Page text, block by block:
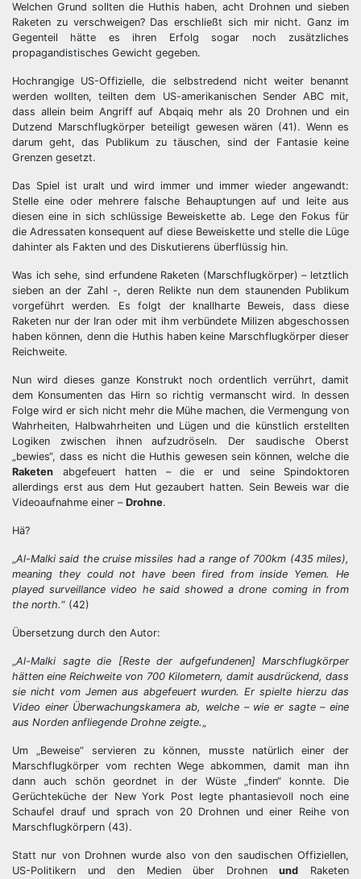
Welchen Grund sollten die Huthis haben, acht Drohnen und sieben
Raketen zu verschweigen? Das erschließt sich mir nicht. Ganz im
Gegenteil hätte es ihren Erfolg sogar noch zusätzliches
propagandistisches Gewicht gegeben.
Hochrangige US-Offizielle, die selbstredend nicht weiter benannt
werden wollten, teilten dem US-amerikanischen Sender ABC mit,
dass allein beim Angriff auf Abqaiq mehr als 20 Drohnen und ein
Dutzend Marschflugkörper beteiligt gewesen wären (41). Wenn es
darum geht, das Publikum zu täuschen, sind der Fantasie keine
Grenzen gesetzt.
Das Spiel ist uralt und wird immer und immer wieder angewandt:
Stelle eine oder mehrere falsche Behauptungen auf und leite aus
diesen eine in sich schlüssige Beweiskette ab. Lege den Fokus für
die Adressaten konsequent auf diese Beweiskette und stelle die Lüge
dahinter als Fakten und des Diskutierens überflüssig hin.
Was ich sehe, sind erfundene Raketen (Marschflugkörper) – letztlich
sieben an der Zahl -, deren Relikte nun dem staunenden Publikum
vorgeführt werden. Es folgt der knallharte Beweis, dass diese
Raketen nur der Iran oder mit ihm verbündete Milizen abgeschossen
haben können, denn die Huthis haben keine Marschflugkörper dieser
Reichweite.
Nun wird dieses ganze Konstrukt noch ordentlich verrührt, damit
dem Konsumenten das Hirn so richtig vermanscht wird. In dessen
Folge wird er sich nicht mehr die Mühe machen, die Vermengung von
Wahrheiten, Halbwahrheiten und Lügen und die künstlich erstellten
Logiken zwischen ihnen aufzudröseln. Der saudische Oberst
„bewies“, dass es nicht die Huthis gewesen sein können, welche die
Raketen abgefeuert hatten – die er und seine Spindoktoren
allerdings erst aus dem Hut gezaubert hatten. Sein Beweis war die
Videoaufnahme einer – Drohne.
Hä?
„Al-Malki said the cruise missiles had a range of 700km (435 miles),
meaning they could not have been fired from inside Yemen. He
played surveillance video he said showed a drone coming in from
the north.“ (42)
Übersetzung durch den Autor:
„Al-Malki sagte die [Reste der aufgefundenen] Marschflugkörper
hätten eine Reichweite von 700 Kilometern, damit ausdrückend, dass
sie nicht vom Jemen aus abgefeuert wurden. Er spielte hierzu das
Video einer Überwachungskamera ab, welche – wie er sagte – eine
aus Norden anfliegende Drohne zeigte. „
Um „Beweise“ servieren zu können, musste natürlich einer der
Marschflugkörper vom rechten Wege abkommen, damit man ihn
dann auch schön geordnet in der Wüste „finden“ konnte. Die
Gerüchteküche der New York Post legte phantasievoll noch eine
Schaufel drauf und sprach von 20 Drohnen und einer Reihe von
Marschflugkörpern (43).
Statt nur von Drohnen wurde also von den saudischen Offiziellen,
US-Politikern und den Medien über Drohnenund Raketen